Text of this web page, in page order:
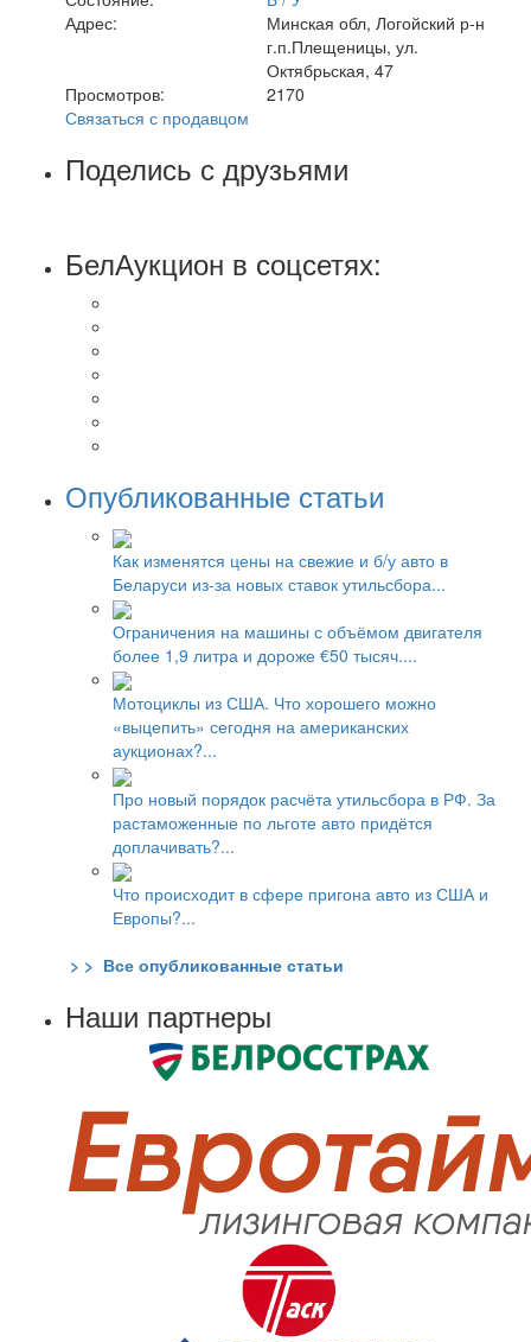
Адрес:
Минская обл, Логойский р-н
г.п.Плещеницы, ул.
Октябрьская, 47
Просмотров:
2170
Связаться с продавцом
Поделись с друзьями
БелАукцион в соцсетях:
Опубликованные статьи
Как изменятся цены на свежие и б/у авто в
Беларуси из-за новых ставок утильсбора...
Ограничения на машины с объёмом двигателя
более 1,9 литра и дороже €50 тысяч....
Мотоциклы из США. Что хорошего можно
«выцепить» сегодня на американских
аукционах?...
Про новый порядок расчёта утильсбора в РФ. За
растаможенные по льготе авто придётся
доплачивать?...
Что происходит в сфере пригона авто из США и
Европы?...
> > Все опубликованные статьи
Наши партнеры